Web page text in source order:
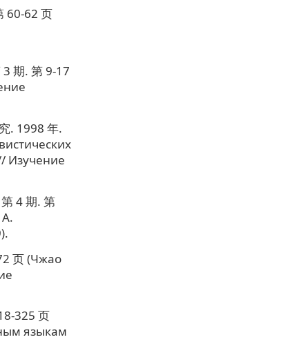
60-62 页
期. 第 9-17
. 1998 年.
Изучение
4 期. 第
页 (Чжао
325 页
языкам